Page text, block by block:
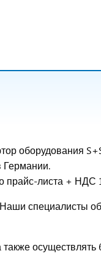
оборудования
Германии.
прайс-листа + НДС
специалисты